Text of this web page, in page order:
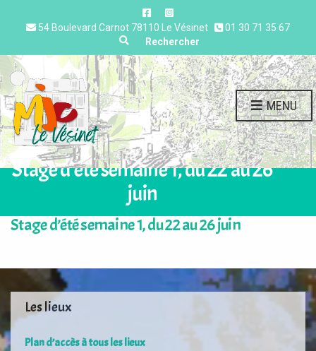
54 Boulevard Carnot 78110 Le Vésinet
01 30 71 35 67
Expand search form
Rechercher
MENU
Stage d’été semaine 1, du 22 au 26
juin
Stage d’été semaine 1, du 22 au 26 juin
Les lieux
Plan d’accès à tous les lieux